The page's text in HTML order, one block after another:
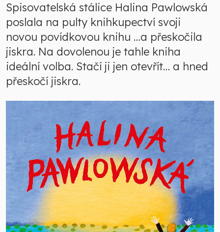
Spisovatelská stálice Halina Pawlowská
poslala na pulty knihkupectví svoji
novou povídkovou knihu …a přeskočila
jiskra. Na dovolenou je tahle kniha
ideální volba. Stačí ji jen otevřít… a hned
přeskočí jiskra.